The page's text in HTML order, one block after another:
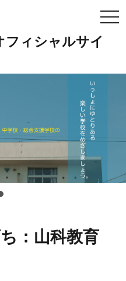
フィシャルサイ
：山科教育